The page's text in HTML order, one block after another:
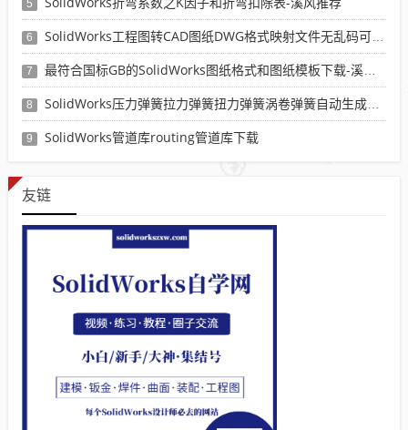
5
6 SolidWorks工程图转CAD图纸DWG格式映射文件无乱码可分层-溪风亲测推荐
7 最符合国标GB的SolidWorks图纸格式和图纸模板下载-溪风专用版
8 SolidWorks压力弹簧拉力弹簧扭力弹簧涡卷弹簧自动生成宏程序下载
9 SolidWorks管道库routing管道库下载
友链